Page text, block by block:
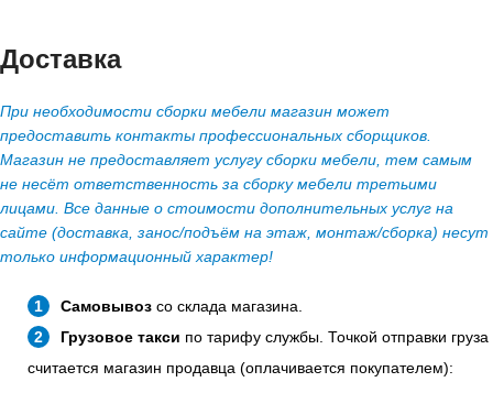
Доставка
При необходимости сборки мебели магазин может
предоставить контакты профессиональных сборщиков.
Магазин не предоставляет услугу сборки мебели, тем самым
не несёт ответственность за сборку мебели третьими
лицами. Все данные о стоимости дополнительных услуг на
сайте (доставка, занос/подъём на этаж, монтаж/сборка) несут
только информационный характер!
Самовывоз со склада магазина.
Грузовое такси по тарифу службы. Точкой отправки груза
считается магазин продавца (оплачивается покупателем):